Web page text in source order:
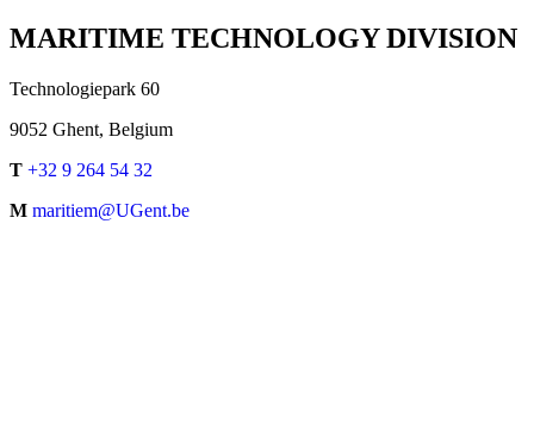
MARITIME TECHNOLOGY DIVISION
Technologiepark 60
9052 Ghent, Belgium
T +32 9 264 54 32
M maritiem@UGent.be